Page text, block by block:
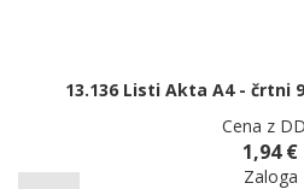
13.136 Listi Akta A4 - črtni
Cena z
1,94 €
Zaloga